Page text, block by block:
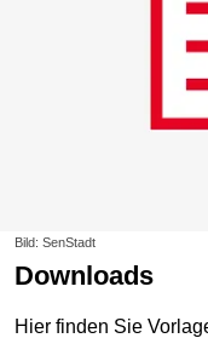
Bild: SenStadt
Downloads
Hier finden Sie